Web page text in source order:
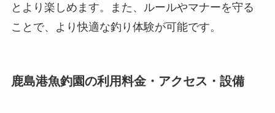
とより楽しめます。また、ルールやマナーを守る
ことで、より快適な釣り体験が可能です。
鹿島港魚釣園の利用料金・アクセス・設備